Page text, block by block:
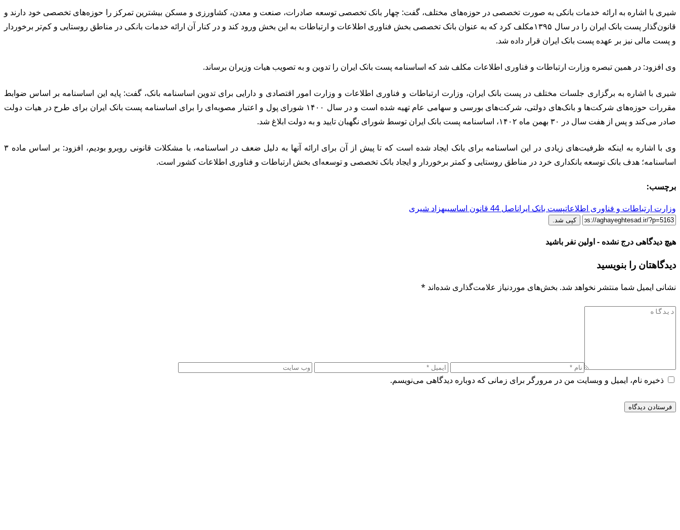
شیری با اشاره به ارائه خدمات بانکی به صورت تخصصی در حوزه‌های مختلف، گفت: چهار بانک تخصصی توسعه صادرات، صنعت و معدن، کشاورزی و مسکن بیشترین تمرکز را حوزه‌های تخصصی خود دارند و
قانون‌گذار پست بانک ایران را در سال ۱۳۹۵مکلف کرد که به عنوان بانک تخصصی بخش فناوری اطلاعات و ارتباطات به این بخش ورود کند و در کنار آن ارائه خدمات بانکی در مناطق روستایی و کم‌تر برخوردار
و پست مالی نیز بر عهده پست بانک ایران قرار داده شد.
وی افزود: در همین تبصره وزارت ارتباطات و فناوری اطلاعات مکلف شد که اساسنامه پست بانک ایران را تدوین و به تصویب هیات وزیران برساند.
شیری با اشاره به برگزاری جلسات مختلف در پست بانک ایران، وزارت ارتباطات و فناوری اطلاعات و وزارت امور اقتصادی و دارایی برای تدوین اساسنامه بانک، گفت: پایه این اساسنامه بر اساس ضوابط
مقررات حوزه‌های شرکت‌ها و بانک‌های دولتی، شرکت‌های بورسی و سهامی عام تهیه شده است و در سال ۱۴۰۰ شورای پول و اعتبار مصوبه‌ای را برای اساسنامه پست بانک ایران برای طرح در هیات دولت
صادر می‌کند و پس از هفت سال در ۳۰ بهمن ماه ۱۴۰۲، اساسنامه پست بانک ایران توسط شورای نگهبان تایید و به دولت ابلاغ شد.
وی با اشاره به اینکه ظرفیت‌های زیادی در این اساسنامه برای بانک ایجاد شده است که تا پیش از آن برای ارائه آنها به دلیل ضعف در اساسنامه، با مشکلات قانونی روبرو بودیم، افزود: بر اساس ماده ۳
اساسنامه؛ هدف بانک توسعه بانکداری خرد در مناطق روستایی و کمتر برخوردار و ایجاد بانک تخصصی و توسعه‌ای بخش ارتباطات و فناوری اطلاعات کشور است.
برچسب:
وزارت ارتباطات و فناوری اطلاعاتپست بانک ایراناصل 44 قانون اساسی بهزاد شیری
کپی شد.
هیچ دیدگاهی درج نشده - اولین نفر باشید
دیدگاهتان را بنویسید
نشانی ایمیل شما منتشر نخواهد شد. بخش‌های موردنیاز علامت‌گذاری شده‌اند *
ذخیره نام، ایمیل و وبسایت من در مرورگر برای زمانی که دوباره دیدگاهی می‌نویسم.